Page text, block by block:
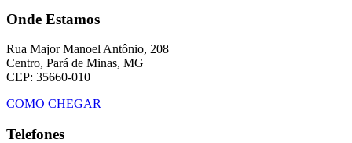
Onde Estamos
Rua Major Manoel Antônio, 208
Centro, Pará de Minas, MG
CEP: 35660-010
COMO CHEGAR
Telefones